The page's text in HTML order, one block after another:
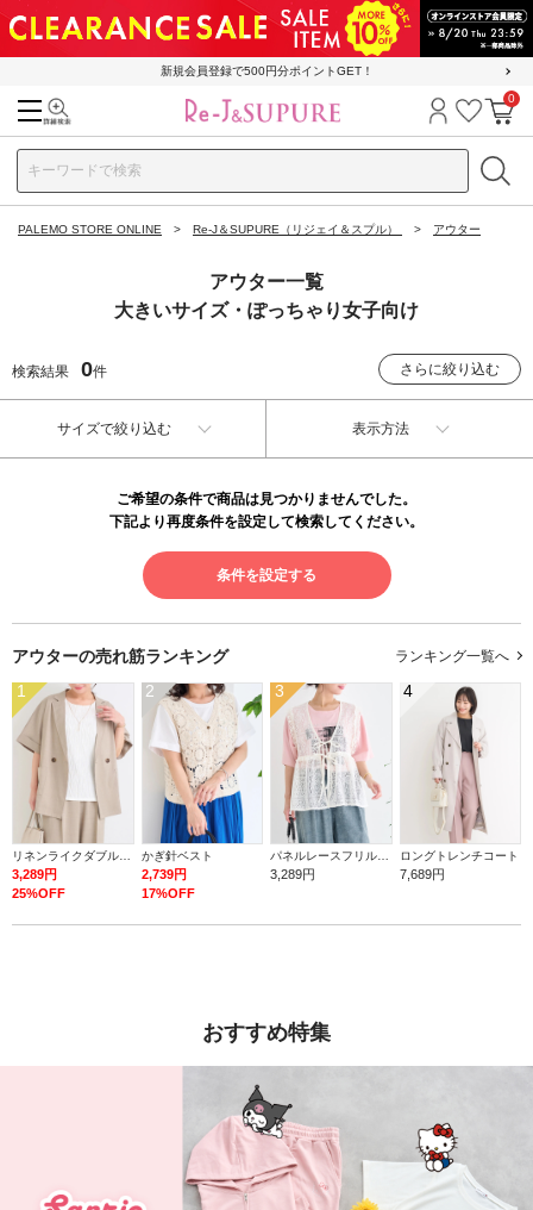
新規会員登録で500円分ポイントGET！
ログイン
お気に
カ
0
PALEMO STORE ONLINE Re-J＆SUPURE（リジェイ＆スプル） アウター
アウター一覧
大きいサイズ・ぽっちゃり女子向け
検索結果 0件 さらに絞り込む
サイズで絞り込む 表示方法
ご希望の条件で商品は見つかりませんでした。
下記より再度条件を設定して検索してください。
条件を設定する
アウターの売れ筋ランキング ランキング一覧へ
1
3,289円
25%OFF
2
かぎ針ベスト
2,739円
17%OFF
3
3,289円
4
ロングトレンチコート
7,689円
おすすめ特集